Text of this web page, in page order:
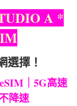
A *
選擇！
｜5G高速
降速